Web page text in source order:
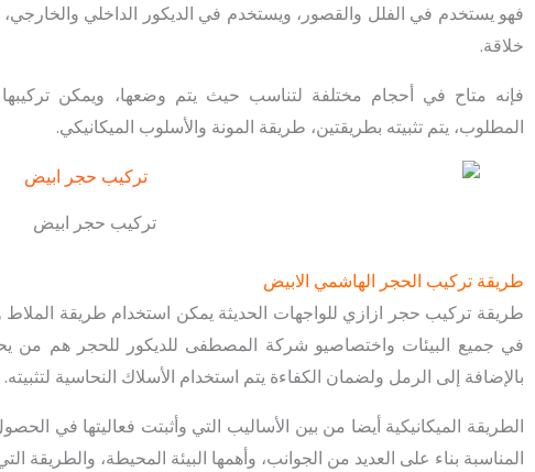
فهو يستخدم في الفلل والقصور، ويستخدم في الديكور الداخلي
خلاقة.
فإنه متاح في أحجام مختلفة لتناسب حيث يتم وضعها، ويمكن
المطلوب، يتم تثبيته بطريقتين، طريقة المونة والأسلوب الميكانيكي.
تركيب حجر ابيض
طريقة تركيب الحجر الهاشمي الابيض
طريقة تركيب حجر ازازي للواجهات الحديثة يمكن استخدام طريقة
في جميع البيئات واختصاصيو شركة المصطفى للديكور للحجر هم من
بالإضافة إلى الرمل ولضمان الكفاءة يتم استخدام الأسلاك النحاسية لتثبيته.
الطريقة الميكانيكية أيضا من بين الأساليب التي وأثبتت فعاليتها في
المناسبة بناء على العديد من الجوانب، وأهمها البيئة المحيطة، والطريقة